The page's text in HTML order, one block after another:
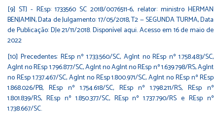
[9] STJ - REsp: 1733560 SC 2018/0076511-6, relator: ministro HERMAN
BENJAMIN, Data de Julgamento: 17/05/2018, T2 — SEGUNDA TURMA, Data
de Publicação: DJe 21/11/2018. Disponível aqui. Acesso em 16 de maio de
2022
[10] Precedentes: REsp nº 1.733.560/SC, AgInt no REsp nº 1.758.483/SC,
AgInt no REsp 1.796.877/SC, AgInt no AgInt no REsp nº 1.639.798/RS, AgInt
no REsp 1.737.467/SC, AgInt no REsp 1.800.971/SC, AgInt no REsp nº REsp
1.868.026/PB, REsp nº 1.754.618/SC, REsp nº 1.798.211/RS, REsp nº
1.801.839/RS, REsp nº 1.850.377/SC, REsp nº 1.737.790/RS e REsp nº
1.738.667/SC.